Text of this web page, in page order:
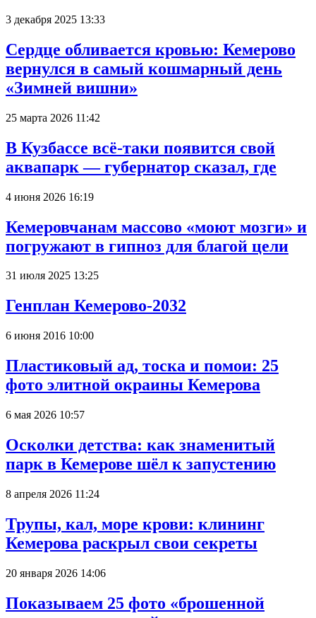
3 декабря 2025 13:33
Сердце обливается кровью: Кемерово
вернулся в самый кошмарный день
«Зимней вишни»
25 марта 2026 11:42
В Кузбассе всё-таки появится свой
аквапарк — губернатор сказал, где
4 июня 2026 16:19
Кемеровчанам массово «моют мозги» и
погружают в гипноз для благой цели
31 июля 2025 13:25
Генплан Кемерово-2032
6 июня 2016 10:00
Пластиковый ад, тоска и помои: 25
фото элитной окраины Кемерова
6 мая 2026 10:57
Осколки детства: как знаменитый
парк в Кемерове шёл к запустению
8 апреля 2026 11:24
Трупы, кал, море крови: клининг
Кемерова раскрыл свои секреты
20 января 2026 14:06
Показываем 25 фото «брошенной